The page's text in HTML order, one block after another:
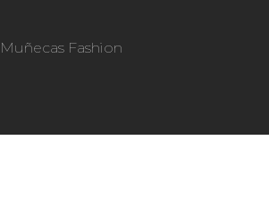
Muñecas Fashion